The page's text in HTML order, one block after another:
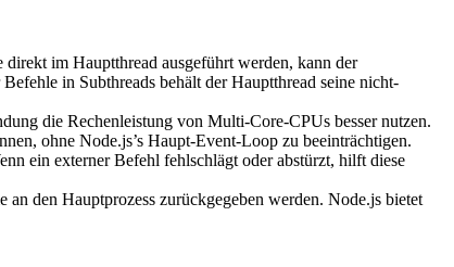
im Hauptthread ausgeführt werden, kann der
in Subthreads behält der Hauptthread seine nicht-
die Rechenleistung von Multi-Core-CPUs besser nutzen.
ohne Node.js’s Haupt-Event-Loop zu beeinträchtigen.
ein externer Befehl fehlschlägt oder abstürzt, hilft diese
den Hauptprozess zurückgegeben werden. Node.js bietet